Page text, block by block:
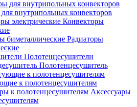
внутрипольных конвекторов
Конвекторы
Радиаторы
Полотенцесушители
Полотенцесушитель
к полотенцесушителям
Аксессуары